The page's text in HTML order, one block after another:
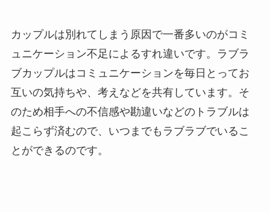
カップルは別れてしまう原因で一番多いのがコミ
ュニケーション不足によるすれ違いです。ラブラ
ブカップルはコミュニケーションを毎日とってお
互いの気持ちや、考えなどを共有しています。そ
のため相手への不信感や勘違いなどのトラブルは
起こらず済むので、いつまでもラブラブでいるこ
とができるのです。